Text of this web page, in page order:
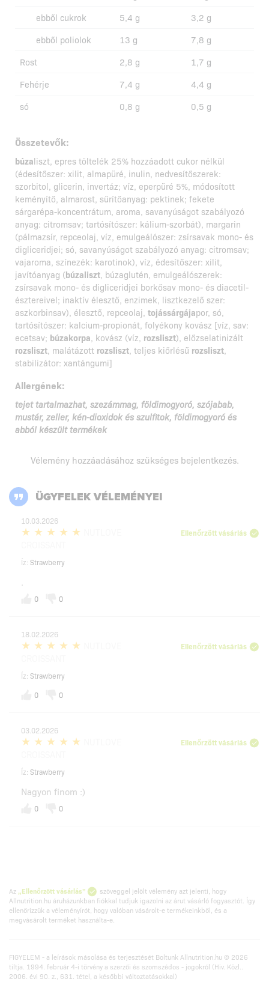
ebből cukrok
5,4 g
3,2 g
ebből poliolok
13 g
7,8 g
Rost
2,8 g
1,7 g
Fehérje
7,4 g
4,4 g
só
0,8 g 0,5 g
Összetevők:
búzaliszt, epres töltelék 25% hozzáadott cukor nélkül
(édesítőszer: xilit, almapüré, inulin, nedvesítőszerek:
szorbitol, glicerin, invertáz; víz, eperpüré 5%, módosított
keményítő, almarost, sűrítőanyag: pektinek; fekete
sárgarépa-koncentrátum, aroma, savanyúságot szabályozó
anyag: citromsav; tartósítószer: kálium-szorbát), margarin
(pálmazsír, repceolaj, víz, emulgeálószer: zsírsavak mono- és
digliceridjei; só, savanyúságot szabályozó anyag: citromsav;
vajaroma, színezék: karotinok), víz, édesítőszer: xilit,
javítóanyag (búzaliszt, búzaglutén, emulgeálószerek:
zsírsavak mono- és digliceridjei borkősav mono- és diacetil-
észtereivel; inaktív élesztő, enzimek, lisztkezelő szer:
aszkorbinsav), élesztő, repceolaj, tojássárgájapor, só,
tartósítószer: kalcium-propionát, folyékony kovász [víz, sav:
ecetsav; búzakorpa, kovász (víz, rozsliszt), előzselatinizált
rozsliszt, malátázott rozsliszt, teljes kiőrlésű rozsliszt,
stabilizátor: xantángumi]
Allergének:
tejet tartalmazhat, szezámmag, földimogyoró, szójabab,
mustár, zeller, kén-dioxidok és szulfitok, földimogyoró és
abból készült termékek
Vélemény hozzáadásához szükséges bejelentkezés.
ÜGYFELEK VÉLEMÉNYEI
10.03.2026
Ellenőrzött vásárlás
Íz: Strawberry
0 0
18.02.2026
Ellenőrzött vásárlás
Íz: Strawberry
0
0
03.02.2026
Ellenőrzött vásárlás
Íz: Strawberry
Nagyon finom :)
0 0
Az „Ellenőrzött vásárlás”
szöveggel jelölt vélemény azt jelenti, hogy
Allnutrition.hu áruházunkban fiókkal tudjuk igazolni az árut vásárló fogyasztót. Így
ellenőrizzük a véleményírót, hogy valóban vásárolt-e termékeinkből, és a
megvásárolt terméket használta-e.
FIGYELEM - a leírások másolása és terjesztését Boltunk Allnutrition.hu © 2026
tiltja. 1994. február 4-i törvény a szerzői és szomszédos - jogokról (Hiv. Közl..
2006. évi 90. z., 631. tétel, a későbbi változtatásokkal)